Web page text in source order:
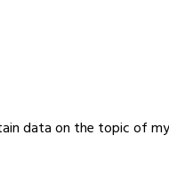
data on the topic of